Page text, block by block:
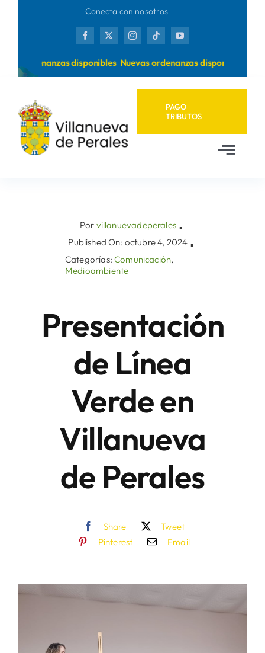
Conecta con nosotros
ordenanzas disponibles Nuevas ordenanzas disponibles
PAGO
TRIBUTOS
Ayuntamiento
Sede Electrónica
Por villanuevadeperales ▪
Published On: octubre 4, 2024 ▪
Categorías:Comunicación,
Medioambiente
Presentación
de Línea
Verde en
Villanueva
de Perales
Share
Tweet
Pinterest
Email